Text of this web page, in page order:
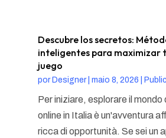
Descubre los secretos:
inteligentes para maximizar
juego
por Designer| maio 8, 2026
Per iniziare, esplorare il mondo
online in Italia è un'avventura
ricca di opportunità. Se sei un